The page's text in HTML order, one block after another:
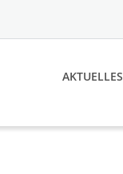
AKTUELLES